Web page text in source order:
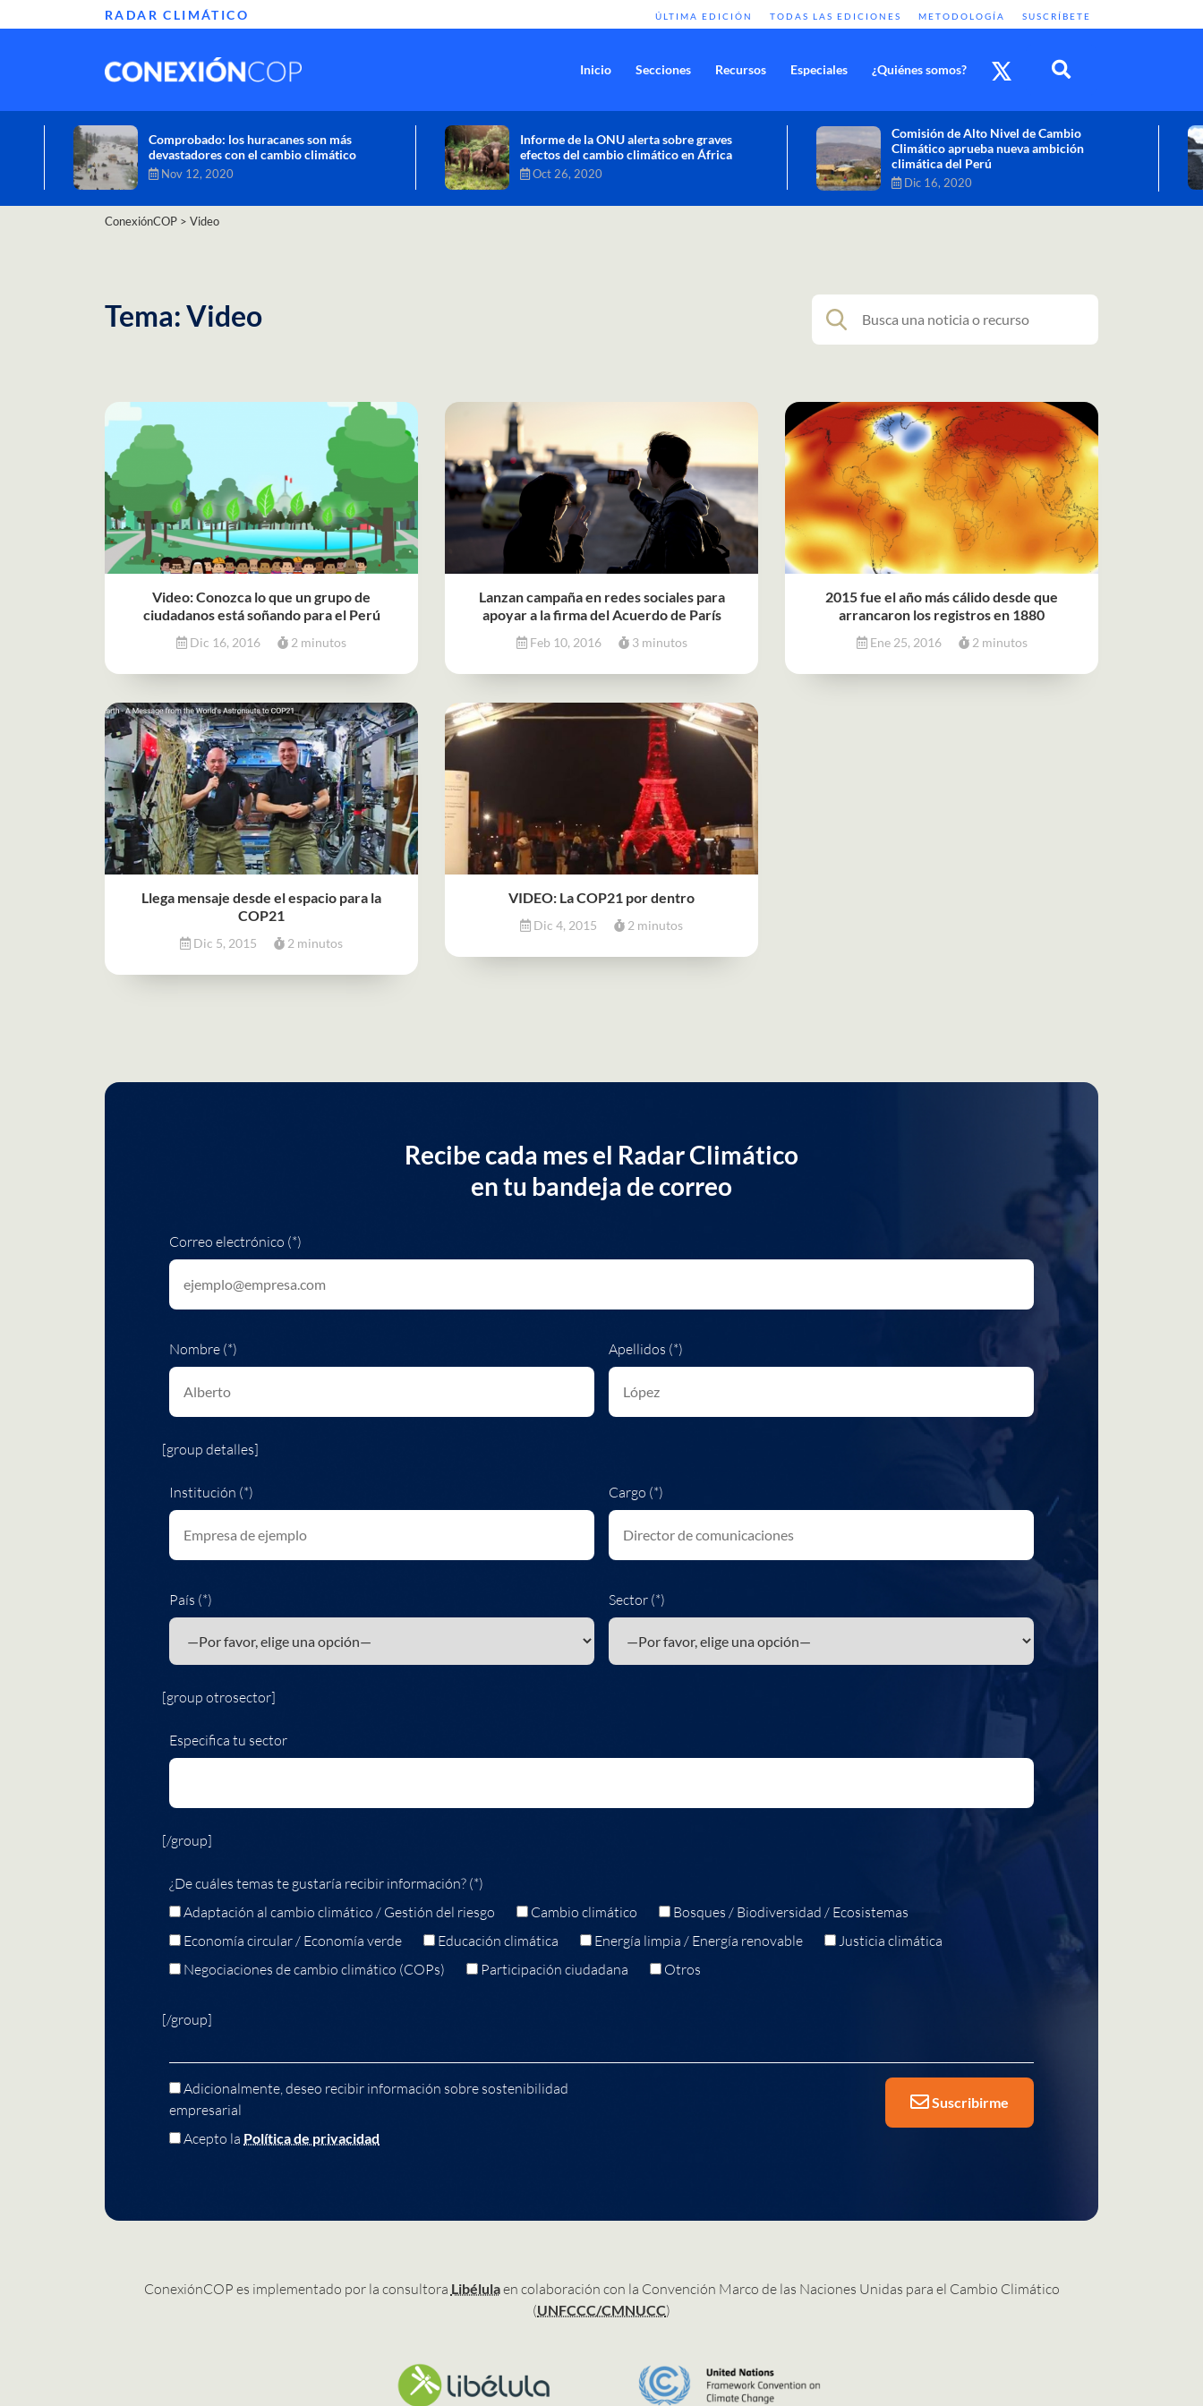
RADAR CLIMÁTICO ÚLTIMA EDICIÓN TODAS LAS EDICIONES METODOLOGÍA SUSCRÍBETE
Inicio Secciones Recursos Especiales ¿Quiénes somos?
Informe de la ONU alerta sobre graves
efectos del cambio climático en África
Oct 26, 2020
Comisión de Alto Nivel de Cambio
Climático aprueba nueva ambición
climática del Perú
Dic 16, 2020
Cambio climático: combatir sus efectos
como objetivo global y urgente
ConexiónCOP > Video
Tema: Video
Video: Conozca lo que un grupo de
ciudadanos está soñando para el Perú
Dic 16, 2016 2 minutos
Lanzan campaña en redes sociales para
apoyar a la firma del Acuerdo de París
Feb 10, 2016 3 minutos
2015 fue el año más cálido desde que
arrancaron los registros en 1880
Ene 25, 2016 2 minutos
Llega mensaje desde el espacio para la
COP21
Dic 5, 2015 2 minutos
VIDEO: La COP21 por dentro
Dic 4, 2015 2 minutos
Recibe cada mes el Radar Climático
en tu bandeja de correo
Correo electrónico (*)
Nombre (*) Apellidos (*)
[group detalles]
Institución (*) Cargo (*)
País (*) Sector (*)
[group otrosector]
Especifica tu sector
[/group]
¿De cuáles temas te gustaría recibir información? (*)
Adaptación al cambio climático / Gestión del riesgo
Cambio climático
Bosques / Biodiversidad / Ecosistemas
Economía circular / Economía verde
Educación climática Energía limpia / Energía renovable
Justicia climática
Negociaciones de cambio climático (COPs)
Participación ciudadana Otros
[/group]
Adicionalmente, deseo recibir información sobre sostenibilidad
empresarial
Acepto la Política de privacidad
Suscribirme
ConexiónCOP es implementado por la consultora Libélulaen colaboración con la Convención Marco de las Naciones Unidas para el Cambio Climático
(UNFCCC/CMNUCC)